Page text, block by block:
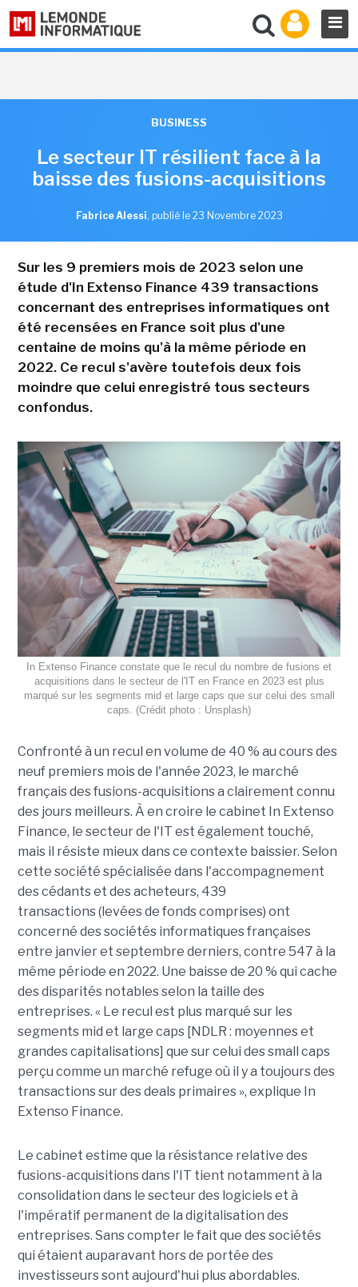
BUSINESS
Le secteur IT résilient face à la
baisse des fusions-acquisitions
Fabrice Alessi, publié le 23 Novembre 2023
Sur les 9 premiers mois de 2023 selon une
étude d'In Extenso Finance 439 transactions
concernant des entreprises informatiques ont
été recensées en France soit plus d'une
centaine de moins qu'à la même période en
2022. Ce recul s'avère toutefois deux fois
moindre que celui enregistré tous secteurs
confondus.
In Extenso Finance constate que le recul du nombre de fusions et
acquisitions dans le secteur de l'IT en France en 2023 est plus
marqué sur les segments mid et large caps que sur celui des small
caps. (Crédit photo : Unsplash)
Confronté à un recul en volume de 40 % au cours des
neuf premiers mois de l'année 2023, le marché
français des fusions-acquisitions a clairement connu
des jours meilleurs. À en croire le cabinet In Extenso
Finance, le secteur de l'IT est également touché,
mais il résiste mieux dans ce contexte baissier. Selon
cette société spécialisée dans l'accompagnement
des cédants et des acheteurs, 439
transactions (levées de fondscomprises) ont
concerné des sociétés informatiques françaises
entre janvier et septembre derniers, contre 547 à la
même période en 2022. Une baisse de 20 % qui cache
des disparités notables selon la taille des
entreprises. « Le recul est plus marqué sur les
segments mid et large caps [NDLR : moyennes et
grandes capitalisations] que sur celui dessmall
caps
perçu comme un marché refuge où il y a toujours des
transactions sur des deals primaires », explique In
Extenso Finance.
Le cabinet estime que la résistance relative des
fusions-acquisitions dans l'IT tient notamment à la
consolidation dans le secteur des logiciels et à
l'impératif permanent de la digitalisation des
entreprises. Sans compter le fait que des sociétés
qui étaient auparavant hors de portée des
investisseurs sont aujourd'hui plus abordables.